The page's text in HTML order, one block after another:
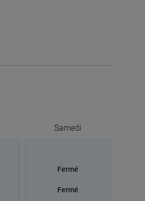
Samedi
Fermé
Fermé